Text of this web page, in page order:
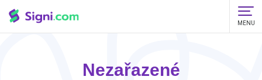
MENU
Nezařazené